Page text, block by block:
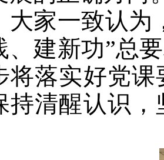
一致认为，
、建新功”总
将落实好党
持清醒认识